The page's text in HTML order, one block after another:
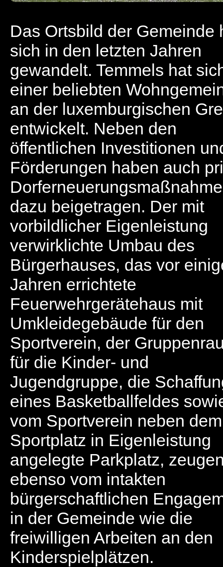
Das Ortsbild der Gemeinde
sich in den letzten Jahren
gewandelt. Temmels hat
einer beliebten
an der luxemburgischen
entwickelt. Neben den
öffentlichen Investitionen
Förderungen haben auch
dazu beigetragen. Der mit
vorbildlicher Eigenleistung
verwirklichte Umbau des
Bürgerhauses, das vor
Jahren errichtete
Feuerwehrgerätehaus mit
Umkleidegebäude für den
Sportverein, der
für die Kinder- und
Jugendgruppe, die
eines Basketballfeldes
vom Sportverein neben dem
Sportplatz in Eigenleistung
angelegte Parkplatz,
ebenso vom intakten
bürgerschaftlichen
in der Gemeinde wie die
freiwilligen Arbeiten an den
Kinderspielplätzen.